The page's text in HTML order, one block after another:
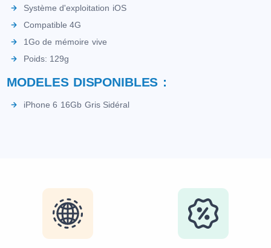
Système d'exploitation iOS
Compatible 4G
1Go de mémoire vive
Poids: 129g
MODELES DISPONIBLES :
iPhone 6 16Gb Gris Sidéral